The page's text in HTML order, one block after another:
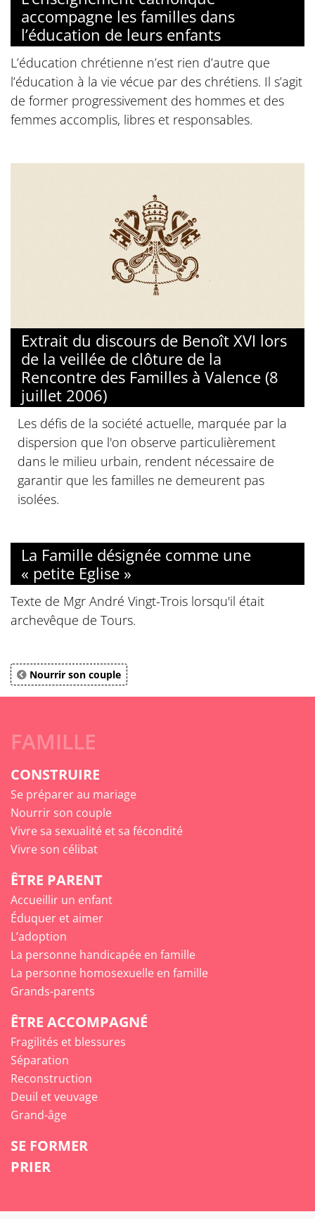
accompagne les familles dans
l’éducation de leurs enfants
L’éducation chrétienne n’est rien d’autre que
l’éducation à la vie vécue par des chrétiens. Il s’agit
de former progressivement des hommes et des
femmes accomplis, libres et responsables.
Extrait du discours de Benoît XVI lors
de la veillée de clôture de la
Rencontre des Familles à Valence (8
juillet 2006)
Les défis de la société actuelle, marquée par la
dispersion que l'on observe particulièrement
dans le milieu urbain, rendent nécessaire de
garantir que les familles ne demeurent pas
isolées.
La Famille désignée comme une
« petite Eglise »
Texte de Mgr André Vingt-Trois lorsqu'il était
archevêque de Tours.
Nourrir son couple
FAMILLE
CONSTRUIRE
Se préparer au mariage
Nourrir son couple
Vivre sa sexualité et sa fécondité
Vivre son célibat
ÊTRE PARENT
Accueillir un enfant
Éduquer et aimer
L’adoption
La personne handicapée en famille
La personne homosexuelle en famille
Grands-parents
ÊTRE ACCOMPAGNÉ
Fragilités et blessures
Séparation
Reconstruction
Deuil et veuvage
Grand-âge
SE FORMER
PRIER